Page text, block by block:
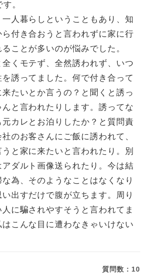
。
人暮らしということもあり、知
ら付き合おうと言われずに家に行
ことが多いのが悩みでした。
くモテず、全然誘われず、いつ
誘ってました。何で付き合って
たいとか言うの？と聞くと誘っ
と言われたりします。誘ってな
カレとお泊りしたか？と質問責
のお客さんにご飯に誘われて、
と家に来たいと言われたり。別
ダルト画像送られたり。今は結
為、そのようなことはなくなり
出すだけで腹が立ちます。周り
に騙されやすそうと言われてま
はこんな目に遭わなきゃいけない
質問数： 10